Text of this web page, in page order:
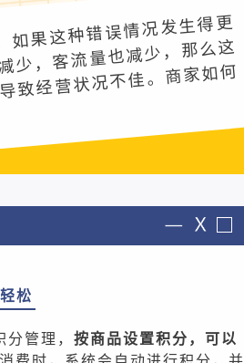
果这种错误情况发生得更
，客流量也减少，那么这
经营状况不佳。商家如何
松
管理， 按商品设置积分，可以